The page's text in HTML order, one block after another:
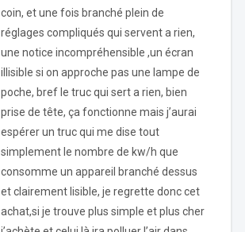
coin, et une fois branché plein de
réglages compliqués qui servent a rien,
une notice incompréhensible ,un écran
illisible si on approche pas une lampe de
poche, bref le truc qui sert a rien, bien
prise de tête, ça fonctionne mais j’aurai
espérer un truc qui me dise tout
simplement le nombre de kw/h que
consomme un appareil branché dessus
et clairement lisible, je regrette donc cet
achat,si je trouve plus simple et plus cher